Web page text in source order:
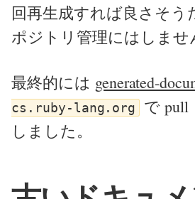
回再生成すれば良さそう
ポジトリ管理にはしませ
最終的には generated-
cs.ruby-lang.org
で pull
しました。